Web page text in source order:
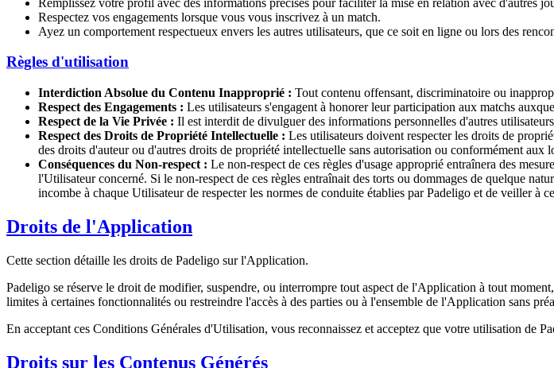
Respectez vos engagements lorsque vous vous inscrivez à un match.
Ayez un comportement respectueux envers les autres utilisateurs, que ce soit en ligne ou lors des
Règles d'utilisation
Interdiction Absolue du Contenu Inapproprié : Tout contenu offensant, discriminatoire ou
Respect des Engagements : Les utilisateurs s'engagent à honorer leur participation aux matchs
Respect de la Vie Privée : Il est interdit de divulguer des informations personnelles d'autres
Respect des Droits de Propriété Intellectuelle : Les utilisateurs doivent respecter les droits de
des droits d'auteur ou d'autres droits de propriété intellectuelle sans autorisation ou conformément aux
Conséquences du Non-respect : Le non-respect de ces règles d'usage approprié entraînera des
l'Utilisateur concerné. Si le non-respect de ces règles entraînait des torts ou dommages de quelque
incombe à chaque Utilisateur de respecter les normes de conduite établies par Padeligo et de veiller
Droits de l'Application
Cette section détaille les droits de Padeligo sur l'Application.
Padeligo se réserve le droit de modifier, suspendre, ou interrompre tout aspect de l'Application à tout
limites à certaines fonctionnalités ou restreindre l'accès à des parties ou à l'ensemble de l'Application sans
En acceptant ces Conditions Générales d'Utilisation, vous reconnaissez et acceptez que votre utilisation de
Droits sur les Contenus Générés